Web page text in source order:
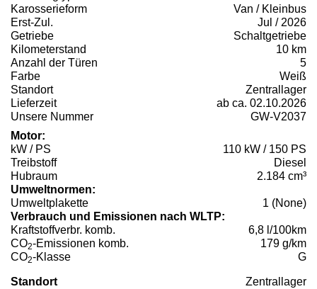
Karosserieform
Van / Kleinbus
Erst-Zul.
Jul / 2026
Getriebe
Schaltgetriebe
Kilometerstand
10 km
Anzahl der Türen
5
Farbe
Weiß
Standort
Zentrallager
Lieferzeit
ab ca. 02.10.2026
Unsere Nummer
GW-V2037
Motor:
kW / PS
110 kW / 150 PS
Treibstoff
Diesel
Hubraum
2.184 cm³
Umweltnormen:
Umweltplakette
1 (None)
Verbrauch und Emissionen nach WLTP:
Kraftstoffverbr. komb.
6,8 l/100km
CO2-Emissionen komb.
179 g/km
CO2-Klasse G
Standort Zentrallager